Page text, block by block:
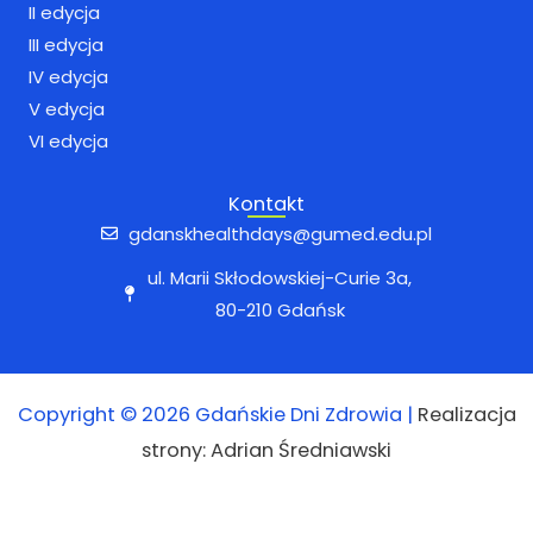
II edycja
III edycja
IV edycja
V edycja
VI edycja
Kontakt
gdanskhealthdays@gumed.edu.pl
ul. Marii Skłodowskiej-Curie 3a,
80-210 Gdańsk
Copyright © 2026 Gdańskie Dni Zdrowia | Realizacja
strony: Adrian Średniawski